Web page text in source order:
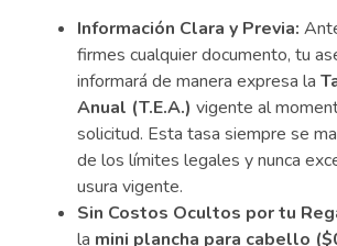
Información Clara y Previa:
firmes cualquier documento, tu
informará de manera expresa la
Anual (T.E.A.) vigente al
solicitud. Esta tasa siempre se
de los límites legales y nunca
usura vigente.
Sin Costos Ocultos por tu
la mini plancha para cabello